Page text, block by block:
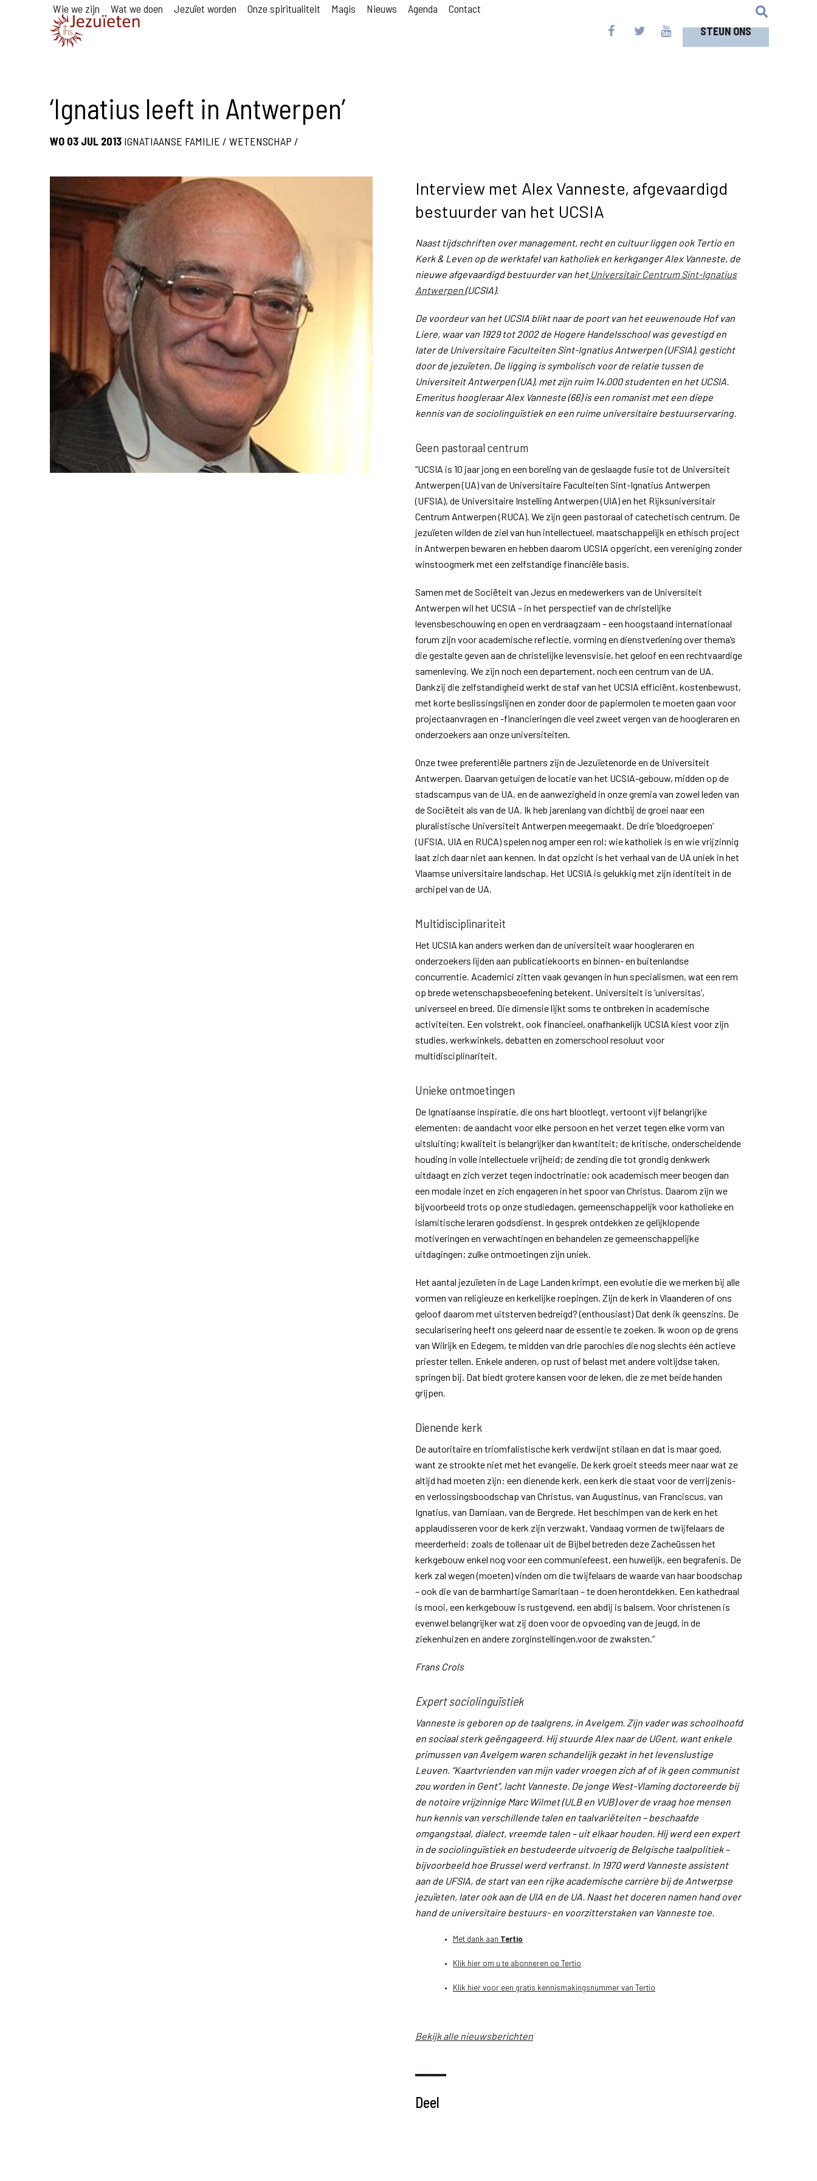
STEUN ONS
Wie we zijn Wat we doen Jezuïet worden Onze spiritualiteit Magis Nieuws Agenda Contact
‘Ignatius leeft in Antwerpen’
WO 03 JUL 2013 IGNATIAANSE FAMILIE / WETENSCHAP /
Interview met Alex Vanneste, afgevaardigd
bestuurder van het UCSIA
Naast tijdschriften over management, recht en cultuur liggen ook Tertio en
Kerk & Leven op de werktafel van katholiek en kerkganger Alex Vanneste, de
nieuwe afgevaardigd bestuurder van hetUniversitair Centrum Sint-Ignatius
Antwerpen(UCSIA).
De voordeur van het UCSIA blikt naar de poort van het eeuwenoude Hof van
Liere, waar van 1929 tot 2002 de Hogere Handelsschool was gevestigd en
later de Universitaire Faculteiten Sint-Ignatius Antwerpen (UFSIA), gesticht
door de jezuïeten. De ligging is symbolisch voor de relatie tussen de
Universiteit Antwerpen (UA), met zijn ruim 14.000 studenten en het UCSIA.
Emeritus hoogleraar Alex Vanneste (66) is een romanist met een diepe
kennis van de sociolinguïstiek en een ruime universitaire bestuurservaring.
Geen pastoraal centrum
“UCSIA is 10 jaar jong en een boreling van de geslaagde fusie tot de Universiteit
Antwerpen (UA) van de Universitaire Faculteiten Sint-Ignatius Antwerpen
(UFSIA), de Universitaire Instelling Antwerpen (UIA) en het Rijksuniversitair
Centrum Antwerpen (RUCA). We zijn geen pastoraal of catechetisch centrum. De
jezuïeten wilden de ziel van hun intellectueel, maatschappelijk en ethisch project
in Antwerpen bewaren en hebben daarom UCSIA opgericht, een vereniging zonder
winstoogmerk met een zelfstandige financiële basis.
Samen met de Sociëteit van Jezus en medewerkers van de Universiteit
Antwerpen wil het UCSIA – in het perspectief van de christelijke
levensbeschouwing en open en verdraagzaam – een hoogstaand internationaal
forum zijn voor academische reflectie, vorming en dienstverlening over thema’s
die gestalte geven aan de christelijke levensvisie, het geloof en een rechtvaardige
samenleving. We zijn noch een departement, noch een centrum van de UA.
Dankzij die zelfstandigheid werkt de staf van het UCSIA efficiënt, kostenbewust,
met korte beslissingslijnen en zonder door de papiermolen te moeten gaan voor
projectaanvragen en -financieringen die veel zweet vergen van de hoogleraren en
onderzoekers aan onze universiteiten.
Onze twee preferentiële partners zijn de Jezuïetenorde en de Universiteit
Antwerpen. Daarvan getuigen de locatie van het UCSIA-gebouw, midden op de
stadscampus van de UA, en de aanwezigheid in onze gremia van zowel leden van
de Sociëteit als van de UA. Ik heb jarenlang van dichtbij de groei naar een
pluralistische Universiteit Antwerpen meegemaakt. De drie ‘bloedgroepen’
(UFSIA, UIA en RUCA) spelen nog amper een rol; wie katholiek is en wie vrijzinnig
laat zich daar niet aan kennen. In dat opzicht is het verhaal van de UA uniek in het
Vlaamse universitaire landschap. Het UCSIA is gelukkig met zijn identiteit in de
archipel van de UA.
Multidisciplinariteit
Het UCSIA kan anders werken dan de universiteit waar hoogleraren en
onderzoekers lijden aan publicatiekoorts en binnen- en buitenlandse
concurrentie. Academici zitten vaak gevangen in hun specialismen, wat een rem
op brede wetenschapsbeoefening betekent. Universiteit is ‘universitas’,
universeel en breed. Die dimensie lijkt soms te ontbreken in academische
activiteiten. Een volstrekt, ook financieel, onafhankelijk UCSIA kiest voor zijn
studies, werkwinkels, debatten en zomerschool resoluut voor
multidisciplinariteit.
Unieke ontmoetingen
De Ignatiaanse inspiratie, die ons hart blootlegt, vertoont vijf belangrijke
elementen: de aandacht voor elke persoon en het verzet tegen elke vorm van
uitsluiting; kwaliteit is belangrijker dan kwantiteit; de kritische, onderscheidende
houding in volle intellectuele vrijheid; de zending die tot grondig denkwerk
uitdaagt en zich verzet tegen indoctrinatie; ook academisch meer beogen dan
een modale inzet en zich engageren in het spoor van Christus. Daarom zijn we
bijvoorbeeld trots op onze studiedagen, gemeenschappelijk voor katholieke en
islamitische leraren godsdienst. In gesprek ontdekken ze gelijklopende
motiveringen en verwachtingen en behandelen ze gemeenschappelijke
uitdagingen; zulke ontmoetingen zijn uniek.
Het aantal jezuïeten in de Lage Landen krimpt, een evolutie die we merken bij alle
vormen van religieuze en kerkelijke roepingen. Zijn de kerk in Vlaanderen of ons
geloof daarom met uitsterven bedreigd? (enthousiast) Dat denk ik geenszins. De
secularisering heeft ons geleerd naar de essentie te zoeken. Ik woon op de grens
van Wilrijk en Edegem, te midden van drie parochies die nog slechts één actieve
priester tellen. Enkele anderen, op rust of belast met andere voltijdse taken,
springen bij. Dat biedt grotere kansen voor de leken, die ze met beide handen
grijpen.
Dienende kerk
De autoritaire en triomfalistische kerk verdwijnt stilaan en dat is maar goed,
want ze strookte niet met het evangelie. De kerk groeit steeds meer naar wat ze
altijd had moeten zijn: een dienende kerk, een kerk die staat voor de verrijzenis-
en verlossingsboodschap van Christus, van Augustinus, van Franciscus, van
Ignatius, van Damiaan, van de Bergrede. Het beschimpen van de kerk en het
applaudisseren voor de kerk zijn verzwakt. Vandaag vormen de twijfelaars de
meerderheid: zoals de tollenaar uit de Bijbel betreden deze Zacheüssen het
kerkgebouw enkel nog voor een communiefeest, een huwelijk, een begrafenis. De
kerk zal wegen (moeten) vinden om die twijfelaars de waarde van haar boodschap
– ook die van de barmhartige Samaritaan – te doen herontdekken. Een kathedraal
is mooi, een kerkgebouw is rustgevend, een abdij is balsem. Voor christenen is
evenwel belangrijker wat zij doen voor de opvoeding van de jeugd, in de
ziekenhuizen en andere zorginstellingen,voor de zwaksten.”
Frans Crols
Expert sociolinguïstiek
Vanneste is geboren op de taalgrens, in Avelgem. Zijn vader was schoolhoofd
en sociaal sterk geëngageerd. Hij stuurde Alex naar de UGent, want enkele
primussen van Avelgem waren schandelijk gezakt in het levenslustige
Leuven. “Kaartvrienden van mijn vader vroegen zich af of ik geen communist
zou worden in Gent”, lacht Vanneste. De jonge West-Vlaming doctoreerde bij
de notoire vrijzinnige Marc Wilmet (ULB en VUB) over de vraag hoe mensen
hun kennis van verschillende talen en taalvariëteiten – beschaafde
omgangstaal, dialect, vreemde talen – uit elkaar houden. Hij werd een expert
in de sociolinguïstiek en bestudeerde uitvoerig de Belgische taalpolitiek –
bijvoorbeeld hoe Brussel werd verfranst. In 1970 werd Vanneste assistent
aan de UFSIA, de start van een rijke academische carrière bij de Antwerpse
jezuïeten, later ook aan de UIA en de UA. Naast het doceren namen hand over
hand de universitaire bestuurs- en voorzitterstaken van Vanneste toe.
• Met dank aan Tertio
• Klik hier om u te abonneren op Tertio
• Klik hier voor een gratis kennismakingsnummer van Tertio
Bekijk alle nieuwsberichten
Deel